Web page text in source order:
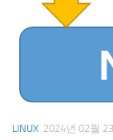
LINUX 2024년 02월